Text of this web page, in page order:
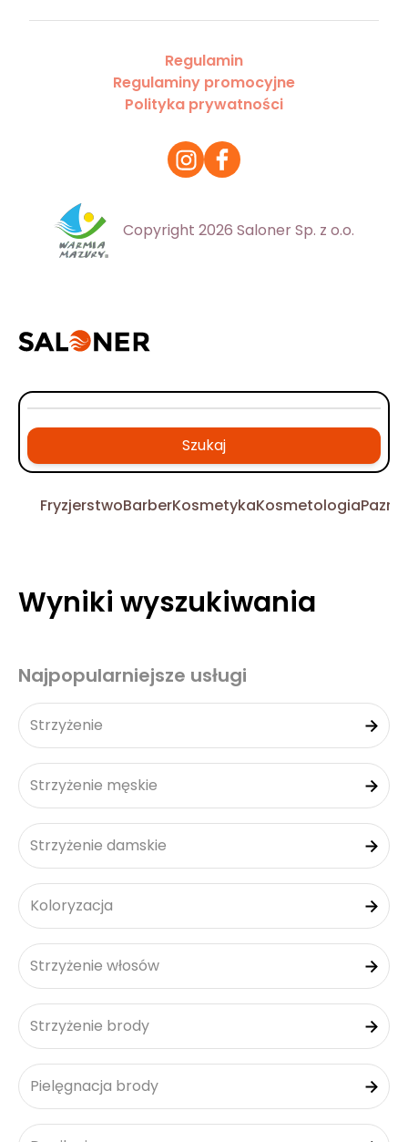
Regulamin
Regulaminy promocyjne
Polityka prywatności
Copyright 2026 Saloner Sp. z o.o.
Szukaj
FryzjerstwoBarberKosmetykaKosmetologia
Wyniki wyszukiwania
Najpopularniejsze usługi
Strzyżenie
Strzyżenie męskie
Strzyżenie damskie
Koloryzacja
Strzyżenie włosów
Strzyżenie brody
Pielęgnacja brody